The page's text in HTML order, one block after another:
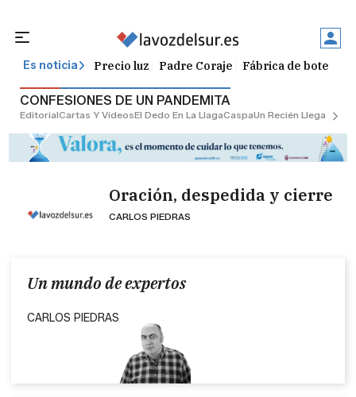
Es noticia Precio luz Padre Coraje Fábrica de botellas
CONFESIONES DE UN PANDEMITA
EditorialCartas Y VídeosEl Dedo En La LlagaCaspaUn Recién Llegado
Oración, despedida y cierre
CARLOS PIEDRAS
Un mundo de expertos
CARLOS PIEDRAS